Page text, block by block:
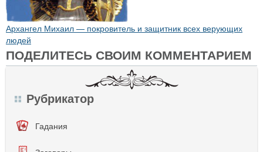
Архангел Михаил — покровитель и защитник всех верующих
людей
ПОДЕЛИТЕСЬ СВОИМ КОММЕНТАРИЕМ
Рубрикатор
Гадания